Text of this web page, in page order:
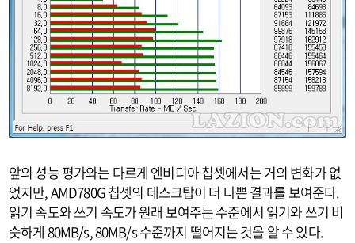
앞의 성능 평가와는 다르게 엔비디아 칩셋에서는 거의 변화가 없
었지만, AMD780G 칩셋의 데스크탑이 더 나쁜 결과를 보여준다.
읽기 속도와 쓰기 속도가 원래 보여주는 수준에서 읽기와 쓰기 비
슷하게 80MB/s, 80MB/s 수준까지 떨어지는 것을 알 수 있다.